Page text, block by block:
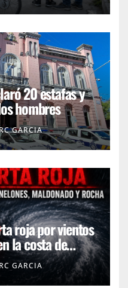
20 estafas y
hombres
GARCIA
roja por vientos
la costa de
y Rocha
GARCIA